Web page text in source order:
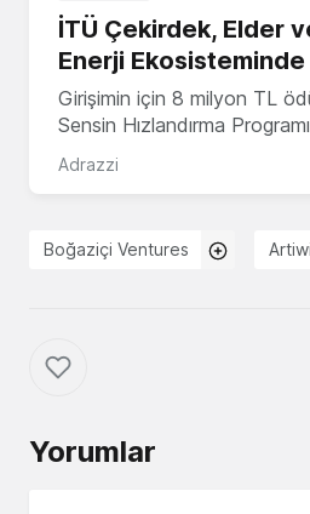
İTÜ Çekirdek, Elder
Enerji
Girişimin için 8 milyon TL
Sensin Hızlandırma
Adrazzi
Boğaziçi Ventures
Yorumlar